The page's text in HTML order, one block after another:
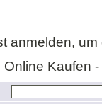
anmelden,
Online Kaufen